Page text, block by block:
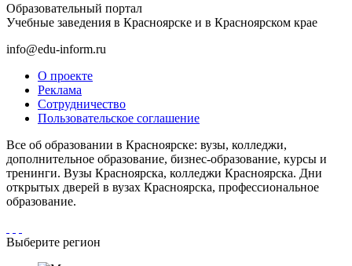
Образовательный портал
Учебные заведения в Красноярске и в Красноярском крае
info@edu-inform.ru
О проекте
Реклама
Сотрудничество
Пользовательское соглашение
Все об образовании в Красноярске: вузы, колледжи,
дополнительное образование, бизнес-образование, курсы и
тренинги. Вузы Красноярска, колледжи Красноярска. Дни
открытых дверей в вузах Красноярска, профессиональное
образование.
Выберите регион